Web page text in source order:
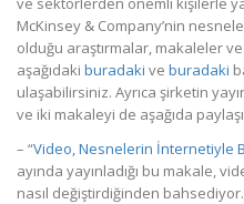
McKinsey & Company’nin
olduğu araştırmalar, makaleler
aşağıdaki buradaki ve buradaki
ulaşabilirsiniz. Ayrıca şirketin
ve iki makaleyi de aşağıda
– “Video, Nesnelerin İnternetiyle
ayında yayınladığı bu makale,
nasıl değiştirdiğinden bahsediyor.